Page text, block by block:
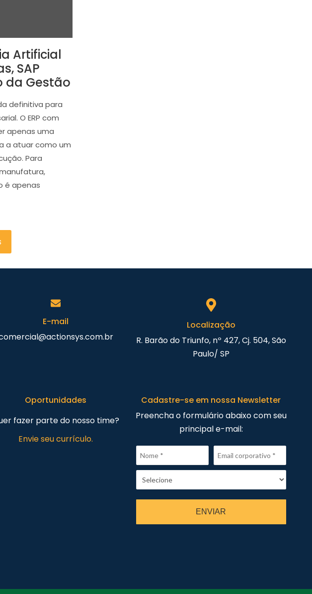
Artificial
SAP
da Gestão
definitiva para
O ERP com
apenas uma
a atuar como um
Para
é apenas
E-mail
Localização
R. Barão do Triunfo, nº 427, Cj. 504, São
Paulo/ SP
Oportunidades
fazer parte do nosso time?
Envie seu currículo.
Cadastre-se em nossa Newsletter
Preencha o formulário abaixo com seu
principal e-mail:
ENVIAR